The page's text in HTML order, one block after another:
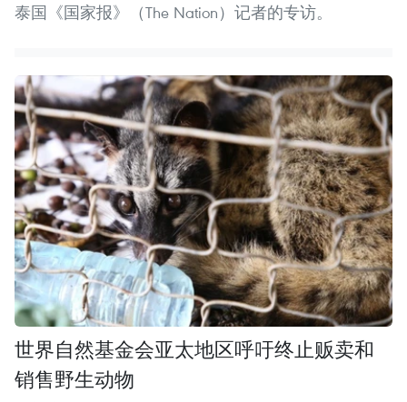
泰国《国家报》（The Nation）记者的专访。
世界自然基金会亚太地区呼吁终止贩卖和
销售野生动物